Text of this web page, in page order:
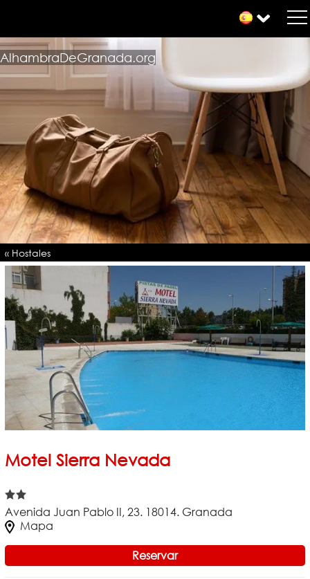
AlhambraDeGranada.org
« Hostales
Motel Sierra Nevada
Avenida Juan Pablo II, 23. 18014. Granada
Mapa
Reservar